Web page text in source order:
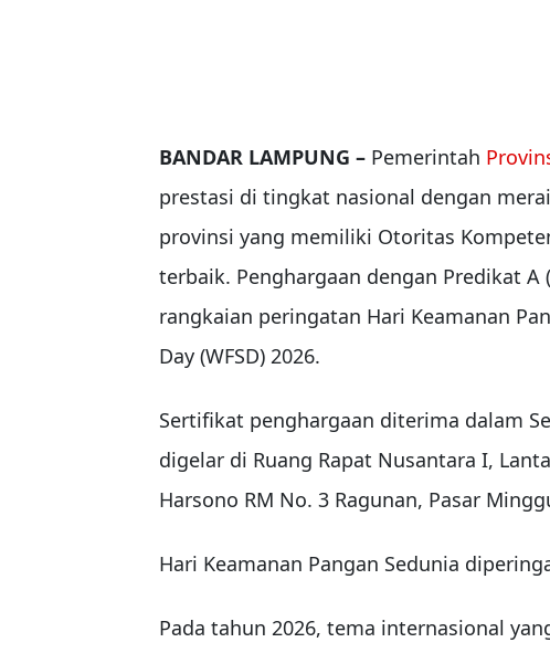
BANDAR LAMPUNG – Pemerintah
prestasi di tingkat nasional dengan
provinsi yang memiliki Otoritas
terbaik. Penghargaan dengan Predikat
rangkaian peringatan Hari Keamanan
Day (WFSD) 2026.
Sertifikat penghargaan diterima dalam
digelar di Ruang Rapat Nusantara I,
Harsono RM No. 3 Ragunan, Pasar
Hari Keamanan Pangan Sedunia
Pada tahun 2026, tema internasional